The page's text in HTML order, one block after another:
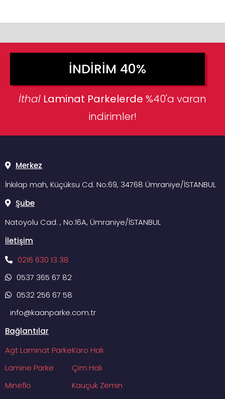
İNDIRIM 40%
İthal Laminat Parkelerde %40'a varan
indirimler!
Merkez
İnkılap mah, Küçüksu Cd. No:69, 34768 Ümraniye/İSTANBUL
Şube
Natoyolu Cad. , No:16A, Ümraniye/İSTANBUL
İletişim
0216 630 13 38
0537 365 67 82
0532 256 67 58
info@kaanparke.com.tr
Bağlantılar
Agt Laminat Parke
Lamine Parke
Mineflo
Karo Halı
Çim Halı
Kauçuk Zemin